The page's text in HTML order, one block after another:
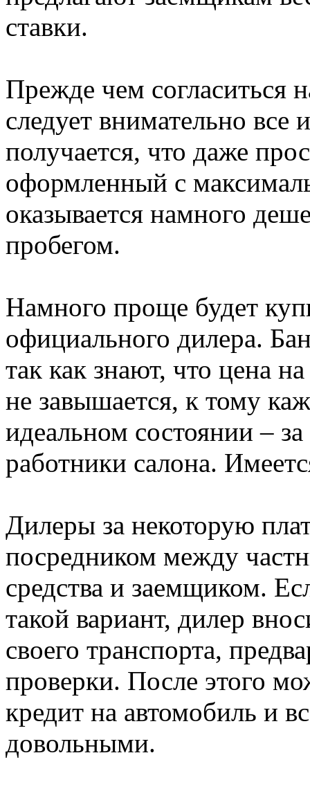
ставки.
Прежде чем согласиться
следует внимательно все
получается, что даже
оформленный с
оказывается намного
пробегом.
Намного проще будет
официального дилера.
так как знают, что цена
не завышается, к тому
идеальном состоянии –
работники салона.
Дилеры за некоторую
посредником между
средства и заемщиком.
такой вариант, дилер
своего транспорта,
проверки. После этого
кредит на автомобиль и
довольными.